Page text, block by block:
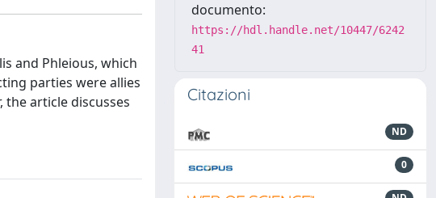
and Phleious, which
parties were allies
article discusses
documento:
https://hdl.handle.net/10447/6242
41
Citazioni
ND
0